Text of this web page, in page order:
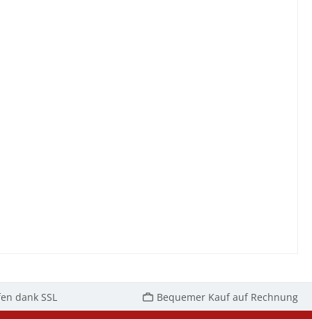
dank SSL Bequemer Kauf auf Rechnung